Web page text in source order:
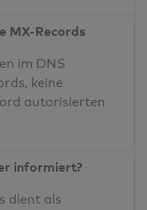
MX-Records
im DNS
keine
autorisierten
informiert?
dient als